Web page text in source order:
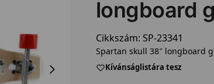
longboard
Cikkszám: SP-23341
Spartan skull 38″ longboard
Kívánságlistára tesz